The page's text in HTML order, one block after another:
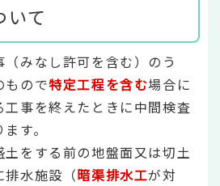
いて
みなし許可を含む）のう
もので特定工程を含む場合に
事を終えたときに中間検査
す。
土をする前の地盤面又は切土
排水施設（暗渠排水工が対